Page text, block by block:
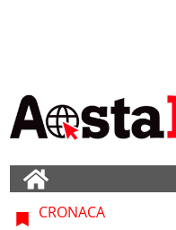
CRONACA